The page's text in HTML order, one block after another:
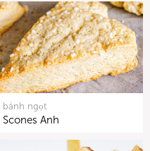
bánh ngọt
Scones Anh